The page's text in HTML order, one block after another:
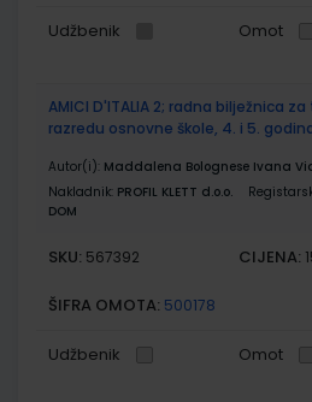
Udžbenik Omot
AMICI D'ITALIA 2; radna bilježnica
razredu osnovne škole, 4. i 5.
Autor(i): Maddalena Bolognese Ivana
Nakladnik: PROFIL KLETT d.o.o.
DOM
SKU: 567392 CIJENA:
ŠIFRA OMOTA: 500178
Udžbenik Omot